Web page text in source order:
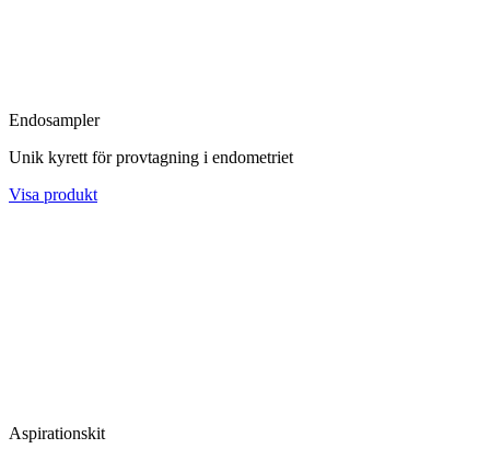
Endosampler
Unik kyrett för provtagning i endometriet
Visa produkt
Aspirationskit